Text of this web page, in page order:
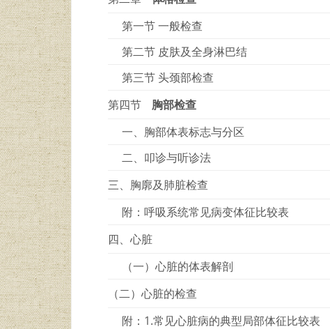
第一节 一般检查
第二节 皮肤及全身淋巴结
第三节 头颈部检查
第四节
胸部检查
一、胸部体表标志与分区
二、叩诊与听诊法
三、胸廓及肺脏检查
附：呼吸系统常见病变体征比较表
四、心脏
（一）心脏的体表解剖
（二）心脏的检查
附：1.常见心脏病的典型局部体征比较表